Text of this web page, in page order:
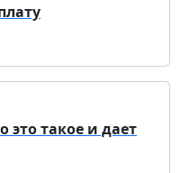
это такое и дает